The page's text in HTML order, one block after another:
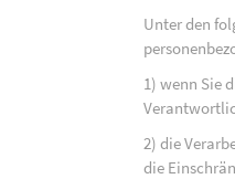
Unter den
1) wenn Sie
2) die
die